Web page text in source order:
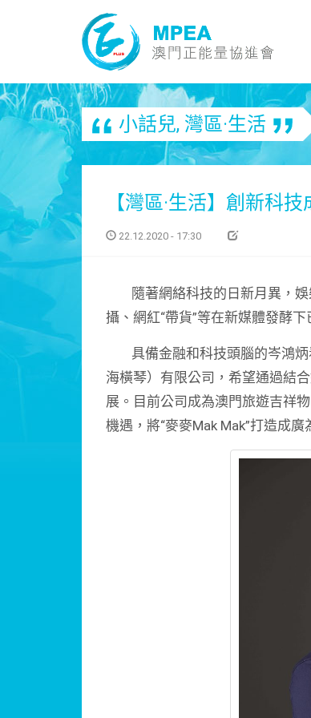
小話兒, 灣區·生活
【灣區·生活】創新科
22.12.2020 - 17:30
隨著網絡科技的日新月異，娛
攝、網紅“帶貨”等在新媒體發酵下
具備金融和科技頭腦的岑鴻炳
海橫琴）有限公司，希望通過結
展。目前公司成為澳門旅遊吉祥
機遇，將“麥麥Mak Mak”打造成